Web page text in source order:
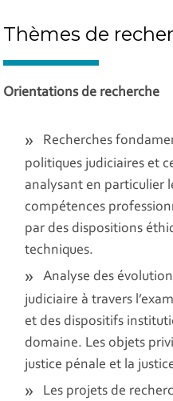
Thèmes de
Orientations de recherche
Recherches
politiques judiciaires et
analysant en particulier
compétences
par des dispositions
techniques.
Analyse des
judiciaire à travers
et des dispositifs
domaine. Les objets
justice pénale et la
Les projets de